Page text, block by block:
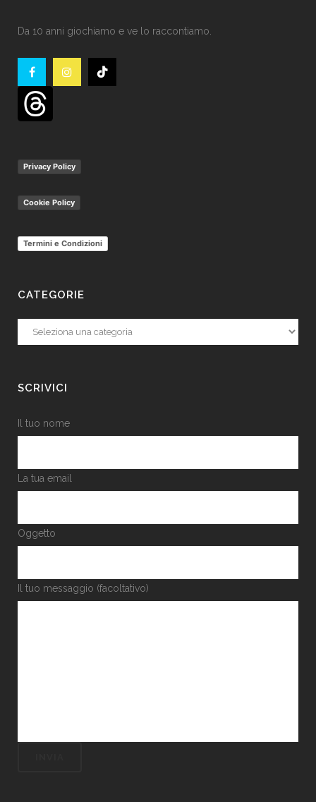
Da 10 anni giochiamo e ve lo raccontiamo.
Privacy Policy
Cookie Policy
Termini e Condizioni
CATEGORIE
Categorie
SCRIVICI
Il tuo nome
La tua email
Oggetto
Il tuo messaggio (facoltativo)